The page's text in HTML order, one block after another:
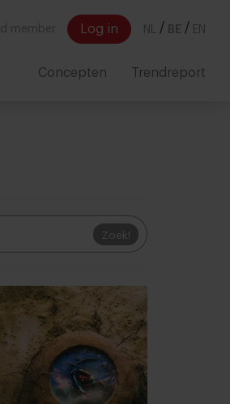
member Log in NL / BE / EN
Concepten Trendreport
Zoek!